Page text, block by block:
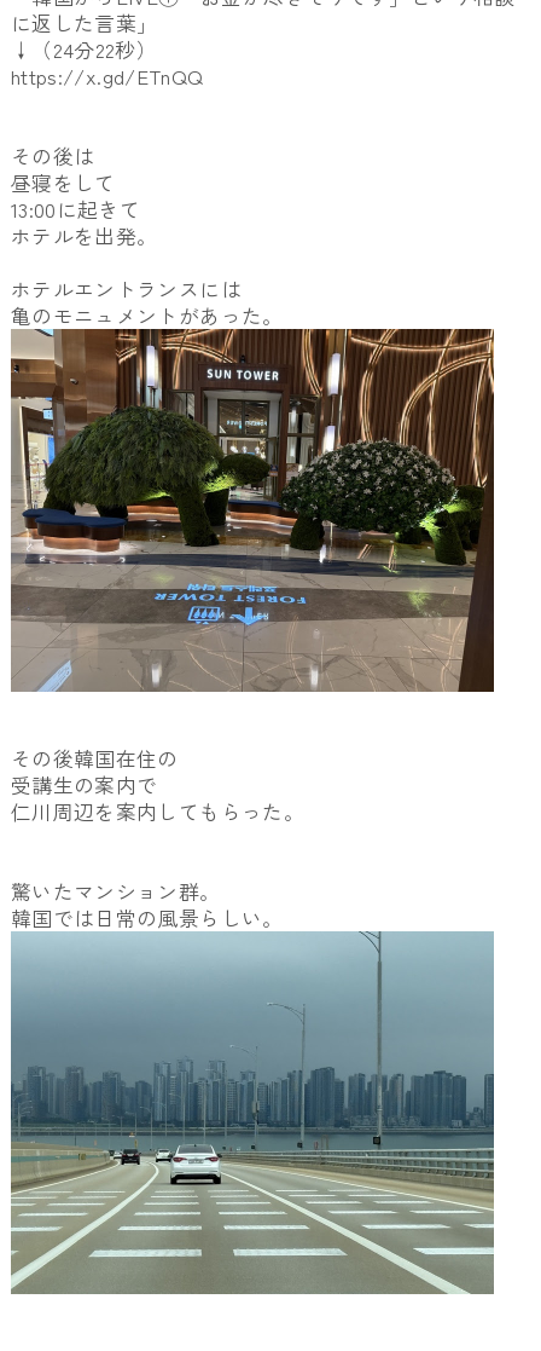
に返した言葉」
↓（24分22秒）
https://x.gd/ETnQQ
その後は
昼寝をして
13:00に起きて
ホテルを出発。
ホテルエントランスには
亀のモニュメントがあった。
その後韓国在住の
受講生の案内で
仁川周辺を案内してもらった。
驚いたマンション群。
韓国では日常の風景らしい。